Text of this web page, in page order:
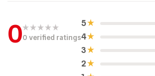
0N
0 verified ratings
2
3
4
5